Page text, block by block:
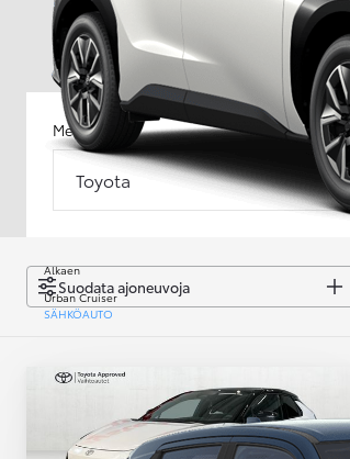
Alkaen
Urban Cruiser
SÄHKÖAUTO
Merkki
Toyota
Suodata ajoneuvoja